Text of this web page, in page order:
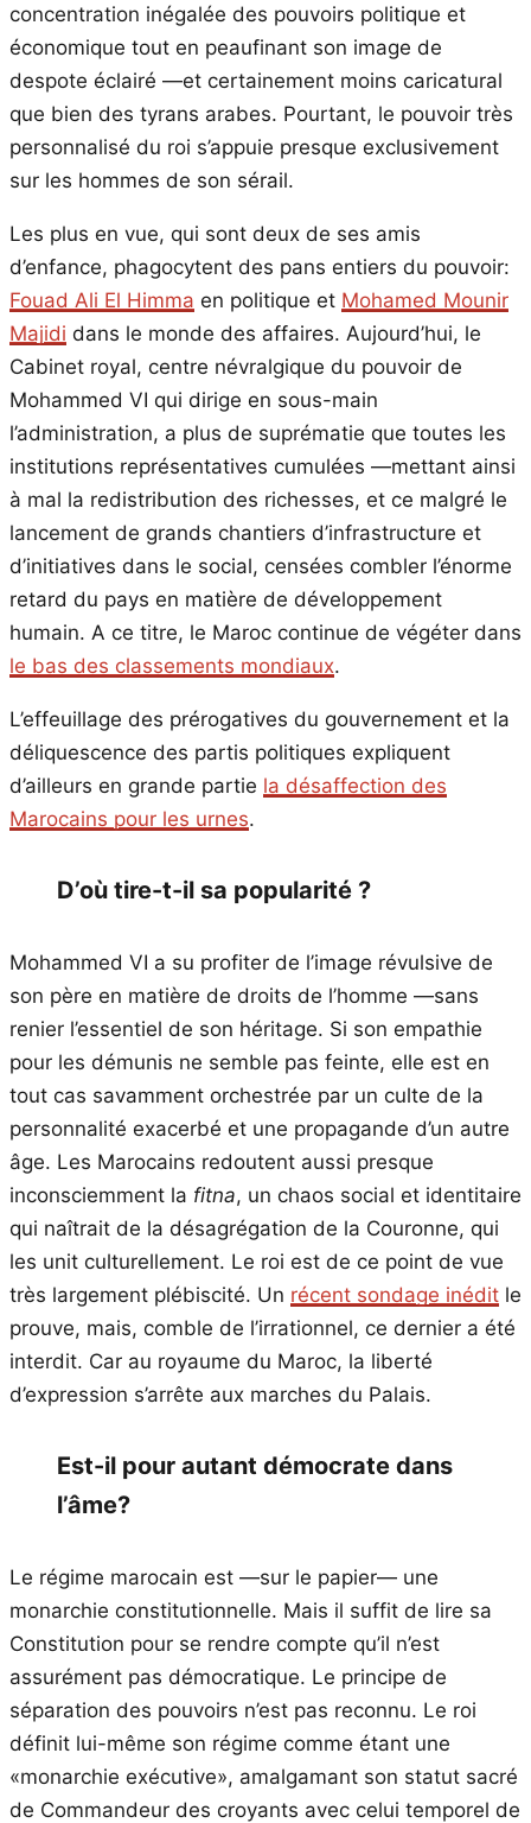
concentration inégalée des pouvoirs politique et
économique tout en peaufinant son image de
despote éclairé —et certainement moins caricatural
que bien des tyrans arabes. Pourtant, le pouvoir très
personnalisé du roi s’appuie presque exclusivement
sur les hommes de son sérail.
Les plus en vue, qui sont deux de ses amis
d’enfance, phagocytent des pans entiers du pouvoir:
Fouad Ali El Himma en politique et Mohamed Mounir
Majidi dans le monde des affaires. Aujourd’hui, le
Cabinet royal, centre névralgique du pouvoir de
Mohammed VI qui dirige en sous-main
l’administration, a plus de suprématie que toutes les
institutions représentatives cumulées —mettant ainsi
à mal la redistribution des richesses, et ce malgré le
lancement de grands chantiers d’infrastructure et
d’initiatives dans le social, censées combler l’énorme
retard du pays en matière de développement
humain. A ce titre, le Maroc continue de végéter dans
le bas des classements mondiaux.
L’effeuillage des prérogatives du gouvernement et la
déliquescence des partis politiques expliquent
d’ailleurs en grande partie la désaffection des
Marocains pour les urnes.
D’où tire-t-il sa popularité ?
Mohammed VI a su profiter de l’image révulsive de
son père en matière de droits de l’homme —sans
renier l’essentiel de son héritage. Si son empathie
pour les démunis ne semble pas feinte, elle est en
tout cas savamment orchestrée par un culte de la
personnalité exacerbé et une propagande d’un autre
âge. Les Marocains redoutent aussi presque
inconsciemment la fitna, un chaos social et identitaire
qui naîtrait de la désagrégation de la Couronne, qui
les unit culturellement. Le roi est de ce point de vue
très largement plébiscité. Un récent sondage inédit le
prouve, mais, comble de l’irrationnel, ce dernier a été
interdit. Car au royaume du Maroc, la liberté
d’expression s’arrête aux marches du Palais.
Est-il pour autant démocrate dans
l’âme?
Le régime marocain est —sur le papier— une
monarchie constitutionnelle. Mais il suffit de lire sa
Constitution pour se rendre compte qu’il n’est
assurément pas démocratique. Le principe de
séparation des pouvoirs n’est pas reconnu. Le roi
définit lui-même son régime comme étant une
«monarchie exécutive», amalgamant son statut sacré
de Commandeur des croyants avec celui temporel de